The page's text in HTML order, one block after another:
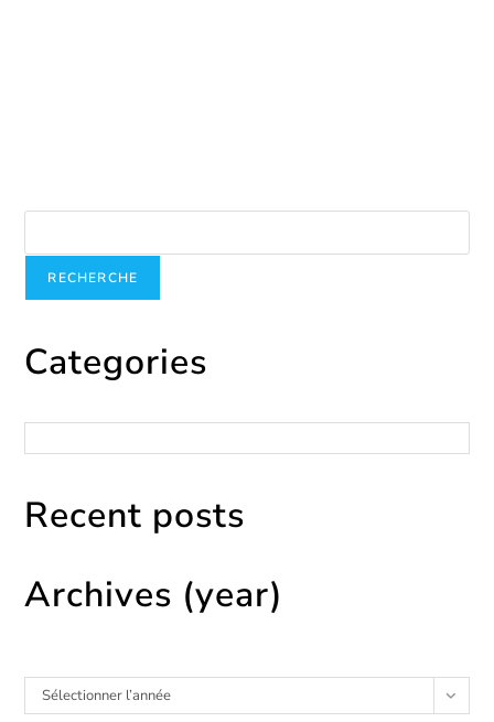
RECHERCHE
Categories
Recent posts
Archives (year)
Sélectionner l’année